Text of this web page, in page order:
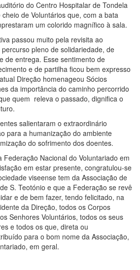
do Centro Hospitalar de Tondela
de Voluntários que, com a bata
um colorido magnífico à sala.
passou muito pela revisita ao
pleno de solidariedade, de
de entrega. Esse sentimento de
e de partilha ficou bem expresso
Direção homenageou Sócios
da importância do caminho percorrido
quem releva o passado, dignifica o
salientaram o extraordinário
para a humanização do ambiente
do sofrimento dos doentes.
Federação Nacional do Voluntariado em
em estar presente, congratulou-se
viseense tem da Associação de
S. Teotónio e que a Federação se revê
e de bem fazer, tendo felicitado, na
da Direção, todos os Corpos
Senhores Voluntários, todos os seus
e todos os que, direta ou
para o bom nome da Associação,
em geral.